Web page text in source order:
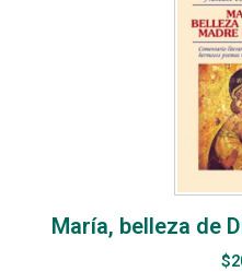
María, belleza de
$